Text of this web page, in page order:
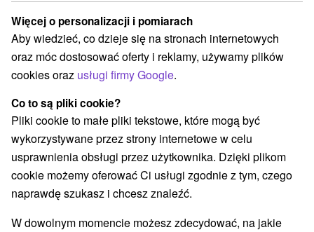
Kategorie
Wszystkie kategorie
Hotele na Slovacji(2)
Chaty na prenájom(5) Drevenice
Wybierz lokalizację lub datę
NAJTAŃSZE NAJDROŻSZE NA PODSTAWIE
Więcej o personalizacji i pomiarach
Aby wiedzieć, co dzieje się na stronach internetowych
oraz móc dostosować oferty i reklamy, używamy plików
cookies oraz usługi firmy Google.
Co to są pliki cookie?
Pliki cookie to małe pliki tekstowe, które mogą być
wykorzystywane przez strony internetowe w celu
usprawnienia obsługi przez użytkownika. Dzięki plikom
cookie możemy oferować Ci usługi zgodnie z tym, czego
naprawdę szukasz i chcesz znaleźć.
W dowolnym momencie możesz zdecydować, na jakie